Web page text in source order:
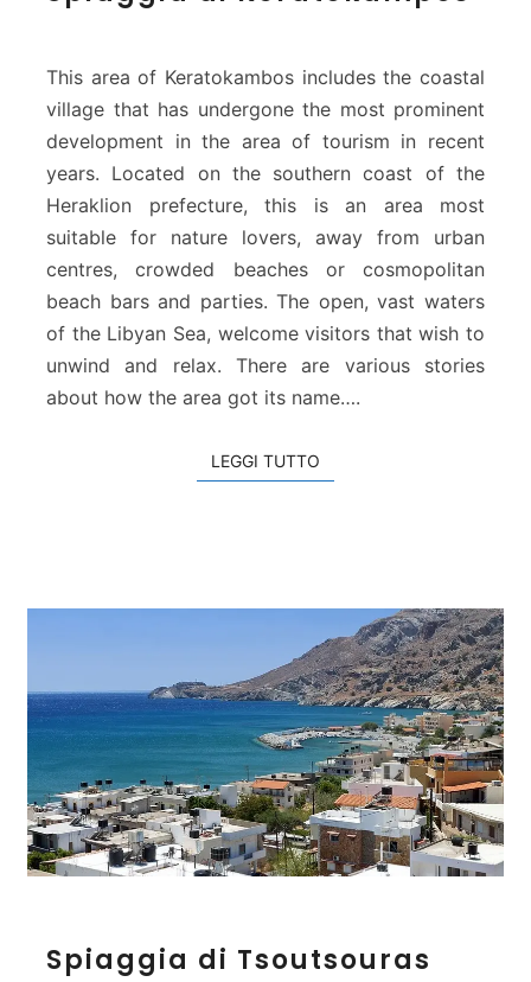
g
i
a
d
i
K
r
a
t
o
k
a
p
o
This area of Keratokambos includes the coastal
village that has undergone the most prominent
development in the area of tourism in recent
years. Located on the southern coast of the
Heraklion prefecture, this is an area most
suitable for nature lovers, away from urban
centres, crowded beaches or cosmopolitan
beach bars and parties. The open, vast waters
of the Libyan Sea, welcome visitors that wish to
unwind and relax. There are various stories
about how the area got its name….
LEGGI TUTTO
p
Spiaggia di Tsoutsouras